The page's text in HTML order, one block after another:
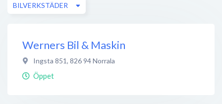
BILVERKSTÄDER
Werners Bil & Maskin
Ingsta 851, 826 94Norrala
Öppet